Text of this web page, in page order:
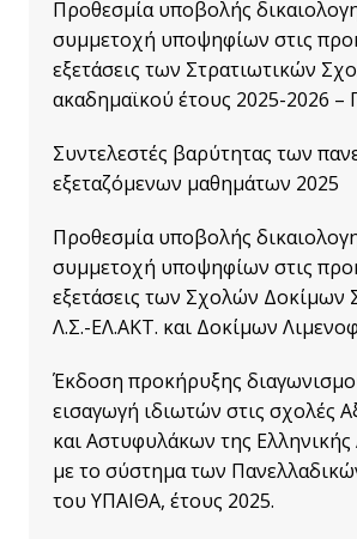
Προθεσμία υποβολής
συμμετοχή υποψηφίων στις
εξετάσεις των Στρατιωτικών
ακαδημαϊκού έτους 2025-2026
Συντελεστές βαρύτητας των
εξεταζόμενων μαθημάτων 2025
Προθεσμία υποβολής
συμμετοχή υποψηφίων στις
εξετάσεις των Σχολών Δοκίμων
Λ.Σ.-ΕΛ.ΑΚΤ. και Δοκίμων
Έκδοση προκήρυξης
εισαγωγή ιδιωτών στις σχολές
και Αστυφυλάκων της Ελληνικής
με το σύστημα των
του ΥΠΑΙΘΑ, έτους 2025.